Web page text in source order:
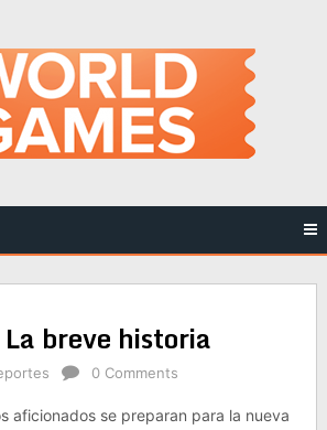
breve historia
0 Comments
aficionados se preparan para la nueva